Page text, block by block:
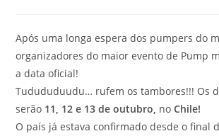
Após uma longa espera dos pumpers do
organizadores do maior evento de Pump
a data oficial!
Tudududuudu… rufem os tambores!!! Os
serão 11, 12 e 13 de outubro, noChile!
O país já estava confirmado desde o final